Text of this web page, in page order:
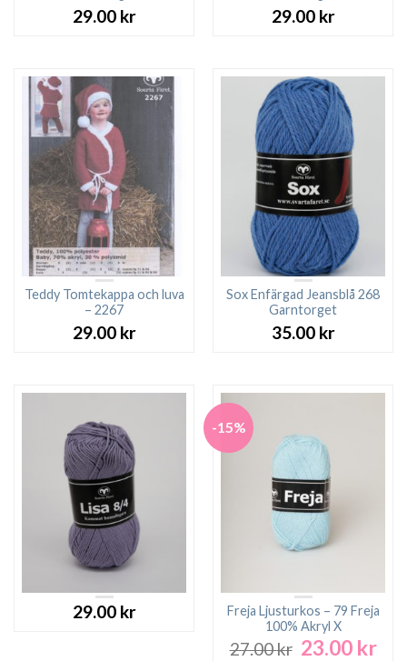
29.00 kr 29.00 kr
Teddy Tomtekappa och luva
– 2267
29.00 kr
Sox Enfärgad Jeansblå 268
Garntorget
35.00 kr
29.00 kr
-15%
Freja Ljusturkos – 79 Freja
100% Akryl X
27.00kr Det
23.00 krDet